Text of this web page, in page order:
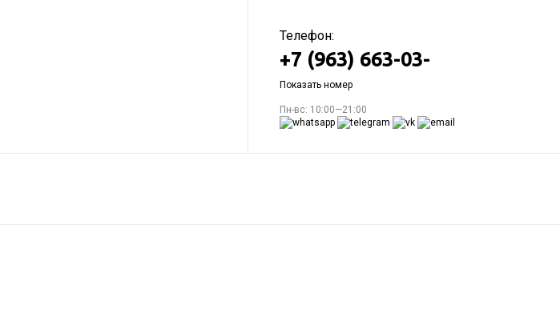
Телефон:
+7 (963) 663-03-
Показать номер
Пн-вс: 10:00—21:00